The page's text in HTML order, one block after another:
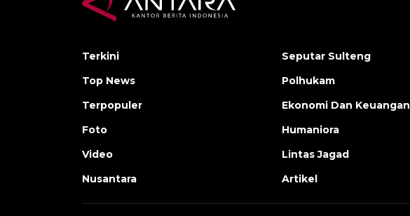
Terkini
Top News
Terpopuler
Foto
Video
Nusantara
Seputar Sulteng
Polhukam
Ekonomi Dan Keuangan
Humaniora
Lintas Jagad
Artikel